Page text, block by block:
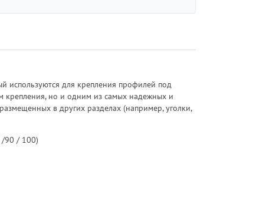
используются для крепления профилей под
крепления, но и одним из самых надежных и
в других разделах (например, уголки,
90 / 100)